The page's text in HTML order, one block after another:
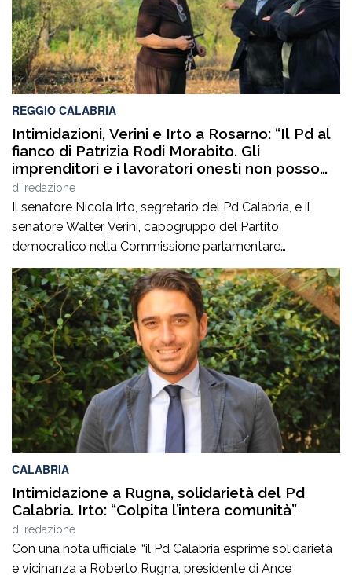
REGGIO CALABRIA
Intimidazioni, Verini e Irto a Rosarno: “Il Pd al
fianco di Patrizia Rodi Morabito. Gli
imprenditori e i lavoratori onesti non posso
essere lasciati da soli”
di redazione
Il senatore Nicola Irto, segretario del Pd Calabria, e il
senatore Walter Verini, capogruppo del Partito
democratico nella Commissione parlamentare
Antimafia, hanno fatto visita a Patrizia Rodi Morabito,
imprenditrice agricola di Rosarno (Rc) la cui azienda è
stata più volte colpita da incendi, furti e danneggiamenti.
L’ultimo grave episodio si è verificato nei giorni scorsi […]
CALABRIA
Intimidazione a Rugna, solidarietà del Pd
Calabria. Irto: “Colpita l’intera comunità”
di redazione
Con una nota ufficiale, “il Pd Calabria esprime solidarietà
e vicinanza a Roberto Rugna, presidente di Ance